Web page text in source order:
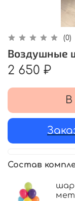
(0)
Воздушные
2 650 ₽
В
Состав
шар